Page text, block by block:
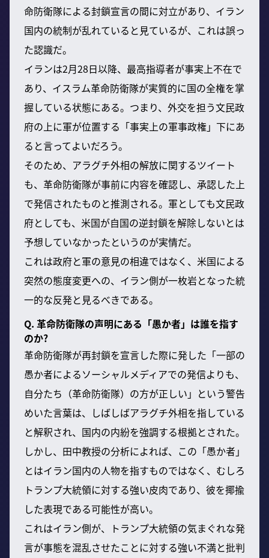
命防衛隊による封鎖宣言の間に対立があり、イラン
国内の統制が乱れていると見ているが、これは誤っ
た認識だ。
イランは2月28日以降、最高指導者が事実上不在で
あり、イスラム革命防衛隊が実質的に国の全権を掌
握している状態にある。つまり、外交を担う文民政
府の上に軍が位置する「事実上の軍事政権」下にあ
ると言ってよいだろう。
そのため、アラグチ外相の解放に関するツイート
も、革命防衛隊が事前に内容を確認し、承認した上
で発信されたものと推測される。軍としても文民政
府としても、米国が自国の逆封鎖を解除しないとは
予想していなかったというのが実情だ。
これは政府と軍の意見の相違ではなく、米国による
突然の態度変更への、イラン側が一枚岩となった統
一的な反発と見るべきである。
Q. 革命防衛隊の声明にある「愚か者」は誰を指す
のか?
革命防衛隊が再封鎖を宣言した際に発した「一部の
愚か者によるソーシャルメディアでの発信よりも、
自分たち（革命防衛隊）の方が正しい」という警告
めいた言葉は、しばしばアラグチ外相を指している
と解釈され、国内の内紛を強調する根拠とされた。
しかし、田中教授の分析によれば、この「愚か者」
とはイラン国内の人物を指すものではなく、むしろ
トランプ大統領に対する強い皮肉であり、彼を揶揄
した表現である可能性が高い。
これはイラン側が、トランプ大統領の気まぐれな発
言が事態を混乱させたことに対する強い不満と批判